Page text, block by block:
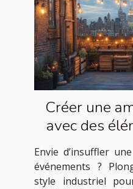
Créer une
avec des
Envie d’insuffler
événements ?
style industriel